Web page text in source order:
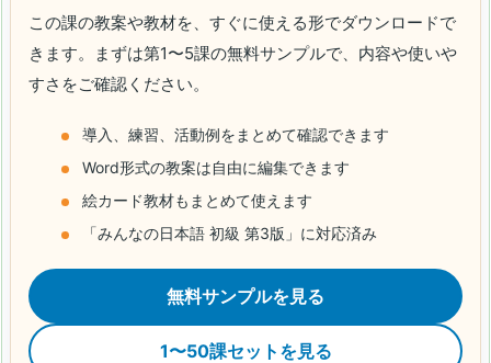
この課の教案や教材を、すぐに使える形でダウンロードで
きます。まずは第1〜5課の無料サンプルで、内容や使いや
すさをご確認ください。
導入、練習、活動例をまとめて確認できます
Word形式の教案は自由に編集できます
絵カード教材もまとめて使えます
「みんなの日本語 初級 第3版」に対応済み
無料サンプルを見る
1〜50課セットを見る